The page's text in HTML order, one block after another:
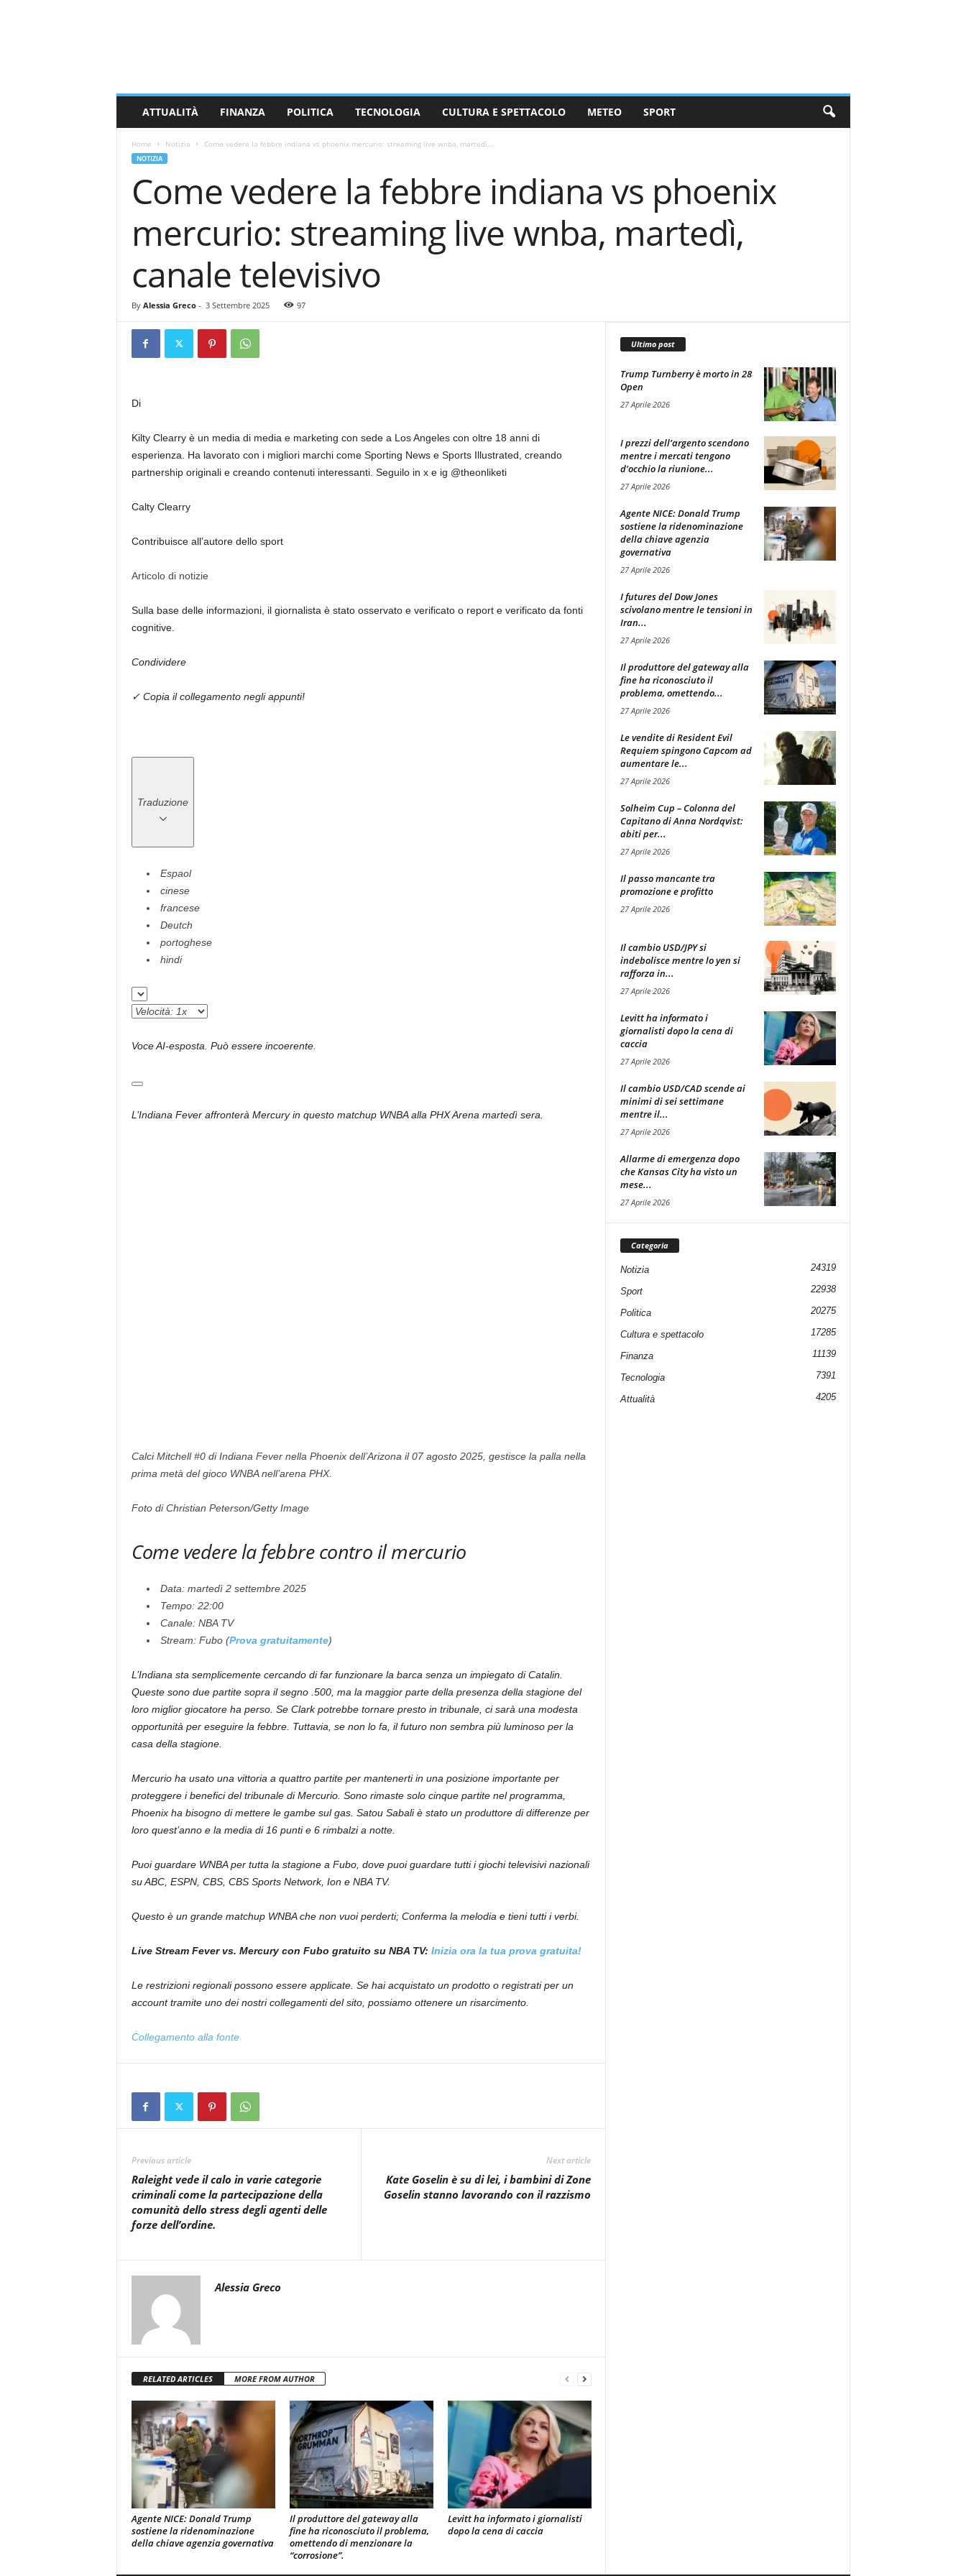
ATTUALITÀ FINANZA POLITICA TECNOLOGIA CULTURA E SPETTACOLO METEO SPORT
Home Notizia Come vedere la febbre indiana vs phoenix mercurio: streaming live wnba, martedì,...
NOTIZIA
Come vedere la febbre indiana vs phoenix
mercurio: streaming live wnba, martedì,
canale televisivo
By Alessia Greco- 3 Settembre 2025 97
Di
Kilty Clearry è un media di media e marketing con sede a Los Angeles con oltre 18 anni di
esperienza. Ha lavorato con i migliori marchi come Sporting News e Sports Illustrated, creando
partnership originali e creando contenuti interessanti. Seguilo in x e ig @theonliketi
Calty Clearry
Contribuisce all’autore dello sport
Articolo di notizie
Sulla base delle informazioni, il giornalista è stato osservato e verificato o report e verificato da fonti
cognitive.
Condividere
✓ Copia il collegamento negli appunti!
Traduzione
Espaol
cinese
francese
Deutch
portoghese
hindi
Voce AI-esposta. Può essere incoerente.
L’Indiana Fever affronterà Mercury in questo matchup WNBA alla PHX Arena martedì sera.
Calci Mitchell #0 di Indiana Fever nella Phoenix dell’Arizona il 07 agosto 2025, gestisce la palla nella
prima metà del gioco WNBA nell’arena PHX.
Foto di Christian Peterson/Getty Image
Come vedere la febbre contro il mercurio
Data: martedì 2 settembre 2025
Tempo: 22:00
Canale: NBA TV
Stream: Fubo (Prova gratuitamente)
L’Indiana sta semplicemente cercando di far funzionare la barca senza un impiegato di Catalin.
Queste sono due partite sopra il segno .500, ma la maggior parte della presenza della stagione del
loro miglior giocatore ha perso. Se Clark potrebbe tornare presto in tribunale, ci sarà una modesta
opportunità per eseguire la febbre. Tuttavia, se non lo fa, il futuro non sembra più luminoso per la
casa della stagione.
Mercurio ha usato una vittoria a quattro partite per mantenerti in una posizione importante per
proteggere i benefici del tribunale di Mercurio. Sono rimaste solo cinque partite nel programma,
Phoenix ha bisogno di mettere le gambe sul gas. Satou Sabali è stato un produttore di differenze per
loro quest’anno e la media di 16 punti e 6 rimbalzi a notte.
Puoi guardare WNBA per tutta la stagione a Fubo, dove puoi guardare tutti i giochi televisivi nazionali
su ABC, ESPN, CBS, CBS Sports Network, Ion e NBA TV.
Questo è un grande matchup WNBA che non vuoi perderti; Conferma la melodia e tieni tutti i verbi.
Live Stream Fever vs. Mercury con Fubo gratuito su NBA TV: Inizia ora la tua prova gratuita!
Le restrizioni regionali possono essere applicate. Se hai acquistato un prodotto o registrati per un
account tramite uno dei nostri collegamenti del sito, possiamo ottenere un risarcimento.
Collegamento alla fonte
Previous article
Raleight vede il calo in varie categorie
criminali come la partecipazione della
comunità dello stress degli agenti delle
forze dell’ordine.
Next article
Kate Goselin è su di lei, i bambini di Zone
Goselin stanno lavorando con il razzismo
Alessia Greco
RELATED ARTICLES MORE FROM AUTHOR
Agente NICE: Donald Trump
sostiene la ridenominazione
della chiave agenzia governativa
Il produttore del gateway alla
fine ha riconosciuto il problema,
omettendo di menzionare la
“corrosione”.
Levitt ha informato i giornalisti
dopo la cena di caccia
Ultimo post
Trump Turnberry è morto in 28
Open
27 Aprile 2026
I prezzi dell’argento scendono
mentre i mercati tengono
d’occhio la riunione...
27 Aprile 2026
Agente NICE: Donald Trump
sostiene la ridenominazione
della chiave agenzia
governativa
27 Aprile 2026
I futures del Dow Jones
scivolano mentre le tensioni in
Iran...
27 Aprile 2026
Il produttore del gateway alla
fine ha riconosciuto il
problema, omettendo...
27 Aprile 2026
Le vendite di Resident Evil
Requiem spingono Capcom ad
aumentare le...
27 Aprile 2026
Solheim Cup – Colonna del
Capitano di Anna Nordqvist:
abiti per...
27 Aprile 2026
Il passo mancante tra
promozione e profitto
27 Aprile 2026
Il cambio USD/JPY si
indebolisce mentre lo yen si
rafforza in...
27 Aprile 2026
Levitt ha informato i
giornalisti dopo la cena di
caccia
27 Aprile 2026
Il cambio USD/CAD scende ai
minimi di sei settimane
mentre il...
27 Aprile 2026
Allarme di emergenza dopo
che Kansas City ha visto un
mese...
27 Aprile 2026
Categoria
Notizia 24319
Sport 22938
Politica 20275
Cultura e spettacolo 17285
Finanza 11139
Tecnologia 7391
Attualità 4205